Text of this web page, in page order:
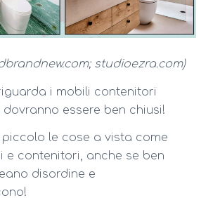
studioezra.com)
i mobili contenitori
dovranno essere ben chiusi!
le cose a vista come
e contenitori, anche se ben
disordine e